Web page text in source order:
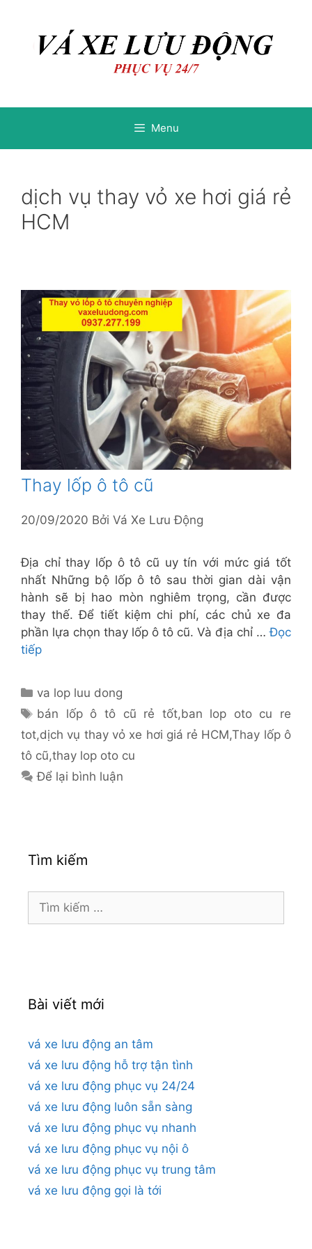
Menu
dịch vụ thay vỏ xe hơi giá rẻ
HCM
Thay lốp ô tô cũ
20/09/2020 Bởi Vá Xe Lưu Động
Địa chỉ thay lốp ô tô cũ uy tín với mức giá tốt
nhất Những bộ lốp ô tô sau thời gian dài vận
hành sẽ bị hao mòn nghiêm trọng, cần được
thay thế. Để tiết kiệm chi phí, các chủ xe đa
phần lựa chọn thay lốp ô tô cũ. Và địa chỉ …Đọc
tiếp
Danh
mục
va lop luu dong
Thẻ
bán lốp ô tô cũ rẻ tốt,ban lop oto cu re
tot,dịch vụ thay vỏ xe hơi giá rẻ HCM,Thay lốp ô
tô cũ,thay lop oto cu
Để lại bình luận
Tìm kiếm
Tìm
Bài viết mới
vá xe lưu động an tâm
vá xe lưu động hỗ trợ tận tình
vá xe lưu động phục vụ 24/24
vá xe lưu động luôn sẵn sàng
vá xe lưu động phục vụ nhanh
vá xe lưu động phục vụ nội ô
vá xe lưu động phục vụ trung tâm
vá xe lưu động gọi là tới